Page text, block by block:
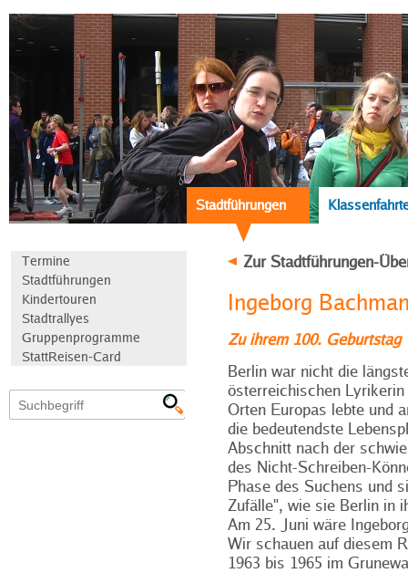
Stadtführungen
Termine
Stadtführungen
Kindertouren
Stadtrallyes
Gruppenprogramme
StattReisen-Card
Zur Stadtführungen-
Ingeborg
Zu ihrem 100. Geburtstag
Berlin war nicht die
österreichischen
Orten Europas lebte und
die bedeutendste
Abschnitt nach der
des Nicht-Schreiben-
Phase des Suchens und
Zufälle", wie sie Berlin in
Am 25. Juni wäre
Wir schauen auf diesem
1963 bis 1965 im